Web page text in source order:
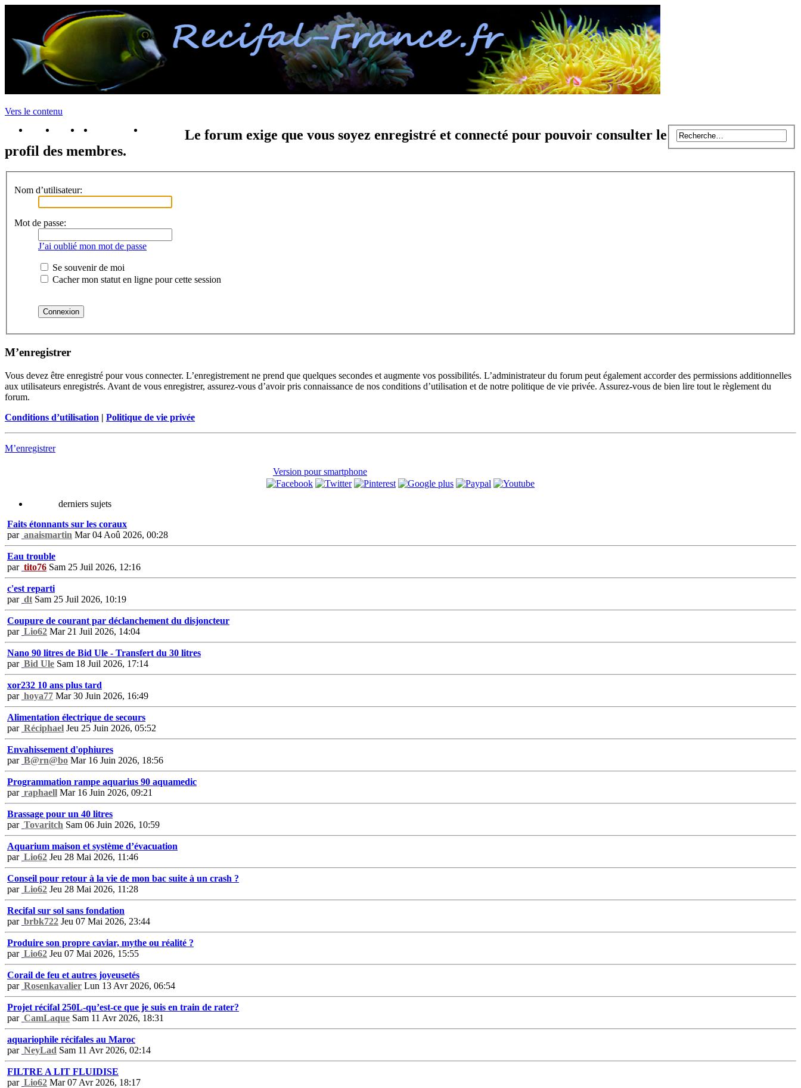
Vers le contenu
portail
forum faq m'enregister
Le forum exige que vous soyez enregistré et connecté pour pouvoir consulter le
profil des membres.
Nom d’utilisateur:
Mot de passe:
J’ai oublié mon mot de passe
Se souvenir de moi
Cacher mon statut en ligne pour cette session
M’enregistrer
Vous devez être enregistré pour vous connecter. L’enregistrement ne prend que quelques secondes et augmente vos possibilités. L’administrateur du forum peut également accorder des permissions additionnelles
aux utilisateurs enregistrés. Avant de vous enregistrer, assurez-vous d’avoir pris connaissance de nos conditions d’utilisation et de notre politique de vie privée. Assurez-vous de bien lire tout le règlement du
forum.
Conditions d’utilisation | Politique de vie privée
M’enregistrer
Version pour smartphone
derniers sujets
Faits étonnants sur les coraux
par anaismartin Mar 04 Aoû 2026, 00:28
Eau trouble
par tito76 Sam 25 Juil 2026, 12:16
c'est reparti
par dt Sam 25 Juil 2026, 10:19
Coupure de courant par déclanchement du disjoncteur
par Lio62 Mar 21 Juil 2026, 14:04
Nano 90 litres de Bid Ule - Transfert du 30 litres
par Bid Ule Sam 18 Juil 2026, 17:14
xor232 10 ans plus tard
par hoya77 Mar 30 Juin 2026, 16:49
Alimentation électrique de secours
par Réciphael Jeu 25 Juin 2026, 05:52
Envahissement d'ophiures
par B@rn@bo Mar 16 Juin 2026, 18:56
Programmation rampe aquarius 90 aquamedic
par raphaell Mar 16 Juin 2026, 09:21
Brassage pour un 40 litres
par Tovaritch Sam 06 Juin 2026, 10:59
Aquarium maison et système d’évacuation
par Lio62 Jeu 28 Mai 2026, 11:46
Conseil pour retour à la vie de mon bac suite à un crash ?
par Lio62 Jeu 28 Mai 2026, 11:28
Recifal sur sol sans fondation
par brbk722 Jeu 07 Mai 2026, 23:44
Produire son propre caviar, mythe ou réalité ?
par Lio62 Jeu 07 Mai 2026, 15:55
Corail de feu et autres joyeusetés
par Rosenkavalier Lun 13 Avr 2026, 06:54
Projet récifal 250L-qu’est-ce que je suis en train de rater?
par CamLaque Sam 11 Avr 2026, 18:31
aquariophile récifales au Maroc
par NeyLad Sam 11 Avr 2026, 02:14
FILTRE A LIT FLUIDISE
par Lio62 Mar 07 Avr 2026, 18:17